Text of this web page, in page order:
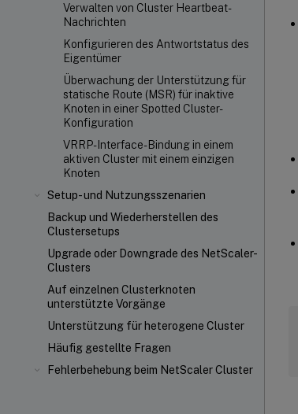
Verwalten von Cluster Heartbeat-
Nachrichten
Konfigurieren des Antwortstatus des
Eigentümer
Überwachung der Unterstützung für
statische Route (MSR) für inaktive
Knoten in einer Spotted Cluster-
Konfiguration
VRRP-Interface-Bindung in einem
aktiven Cluster mit einem einzigen
Knoten
Setup- und Nutzungsszenarien
Backup und Wiederherstellen des
Clustersetups
Upgrade oder Downgrade des NetScaler-
Clusters
Auf einzelnen Clusterknoten
unterstützte Vorgänge
Unterstützung für heterogene Cluster
Häufig gestellte Fragen
Fehlerbehebung beim NetScaler Cluster